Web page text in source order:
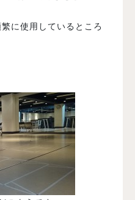
に使用しているところ